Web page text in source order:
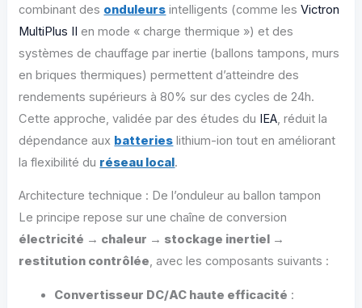
combinant des onduleurs intelligents (comme lesVictron
MultiPlus II en mode « charge thermique ») et des
systèmes de chauffage par inertie (ballons tampons, murs
en briques thermiques) permettent d’atteindre des
rendements supérieurs à 80% sur des cycles de 24h.
Cette approche, validée par des études du IEA, réduit la
dépendance aux batteries lithium-ion tout en améliorant
la flexibilité du réseau local.
Architecture technique : De l’onduleur au ballon tampon
Le principe repose sur une chaîne de conversion
électricité → chaleur → stockage inertiel →
restitution contrôlée, avec les composants suivants :
Convertisseur DC/AC haute efficacité :